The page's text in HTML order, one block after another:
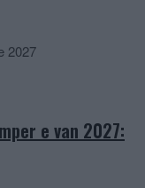
2027
e van 2027: